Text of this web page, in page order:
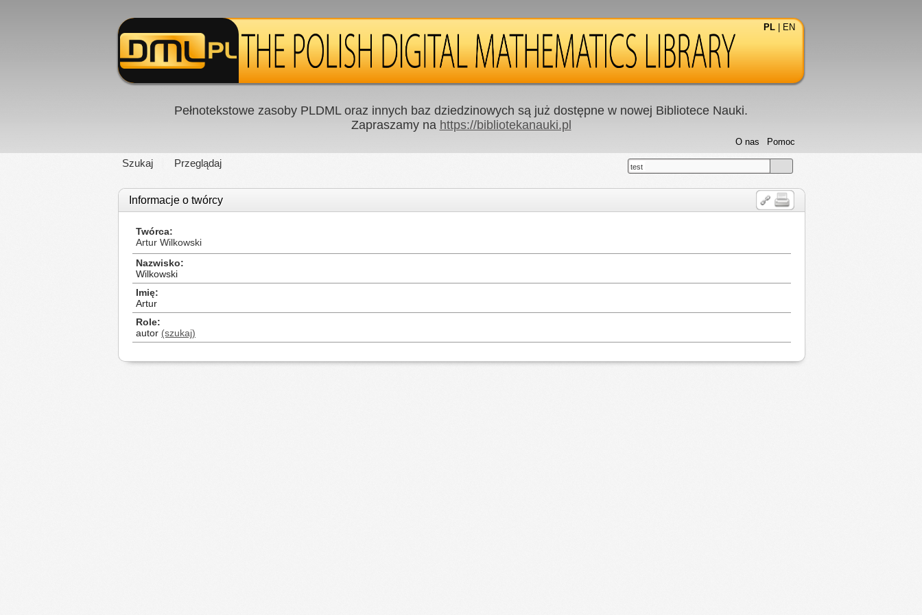
PL EN
Pełnotekstowe zasoby PLDML oraz innych baz dziedzinowych są już dostępne w nowej Bibliotece Nauki.
Zapraszamy na https://bibliotekanauki.pl
Szukaj Przeglądaj
Pomoc
O nas
test
Informacje o twórcy
Twórca
Artur Wilkowski
Nazwisko
Wilkowski
Imię
Artur
Role
autor (szukaj)